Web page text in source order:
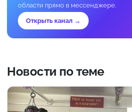
области прямо в мессенджере.
Открыть канал →
Новости по теме